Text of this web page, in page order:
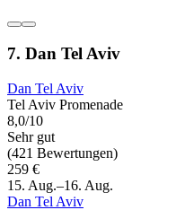
7. Dan Tel Aviv
Dan Tel Aviv
Tel Aviv Promenade
8,0/10
Sehr gut
(421 Bewertungen)
259 €
15. Aug.–16. Aug.
Dan Tel Aviv